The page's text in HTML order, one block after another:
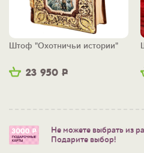
23 950 Р
Штоф "Охотничьи истории"
Не можете выбрать из
Подарите выбор!